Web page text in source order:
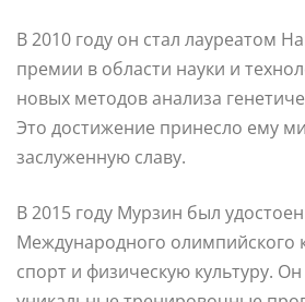
В 2010 году он стал лауреатом
премии в области науки и
новых методов анализа
Это достижение принесло ему
заслуженную славу.
В 2015 году Мурзин был
Международного олимпийского
спорт и физическую культуру.